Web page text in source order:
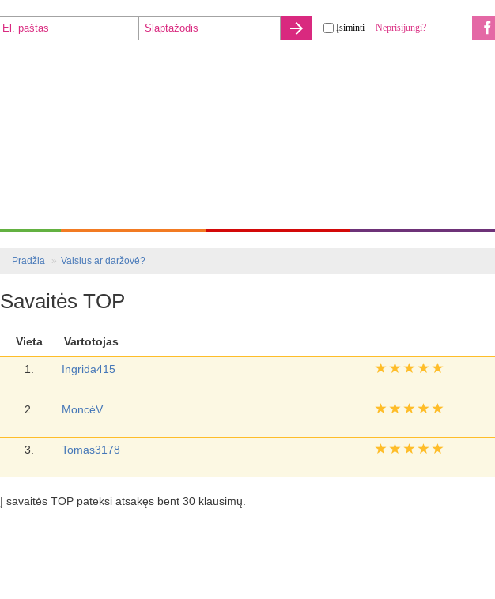
Įsiminti Neprisijungi?
Pradžia Vaisius ar daržovė?
Savaitės TOP
Vieta Vartotojas
1. Ingrida415
2.
MoncėV
3.
Tomas3178
Į savaitės TOP pateksi atsakęs bent 30 klausimų.